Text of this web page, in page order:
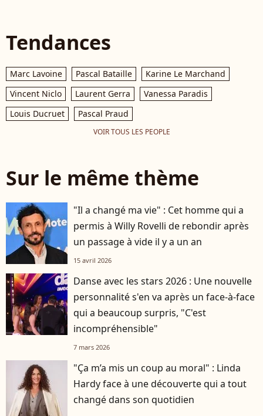
Tendances
Marc Lavoine Pascal Bataille
Karine Le Marchand
Vincent Niclo
Laurent Gerra
Vanessa Paradis
Louis Ducruet
Pascal Praud
VOIR TOUS LES PEOPLE
Sur le même thème
"Il a changé ma vie" : Cet homme qui a
permis à Willy Rovelli de rebondir après
un passage à vide il y a un an
15 avril 2026
Danse avec les stars 2026 : Une nouvelle
personnalité s'en va après un face-à-face
qui a beaucoup surpris, "C'est
incompréhensible"
7 mars 2026
"Ça m’a mis un coup au moral" : Linda
Hardy face à une découverte qui a tout
changé dans son quotidien